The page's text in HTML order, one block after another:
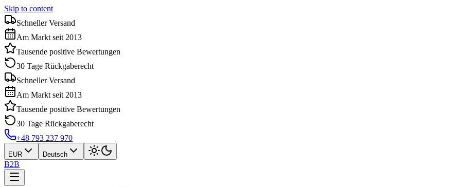
Skip to content
Schneller Versand
Am Markt seit 2013
Tausende positive Bewertungen
30 Tage Rückgaberecht
Schneller Versand
Am Markt seit 2013
Tausende positive Bewertungen
30 Tage Rückgaberecht
+48 793 237 970
EUR Deutsch
B2B